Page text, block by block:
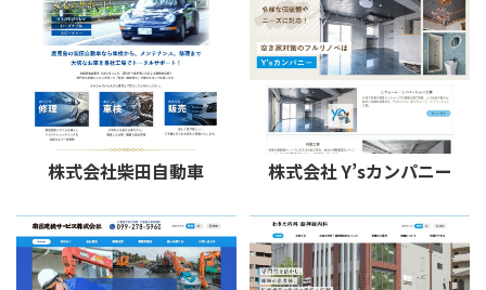
株式会社柴田自動車 株式会社 Y’sカンパニー